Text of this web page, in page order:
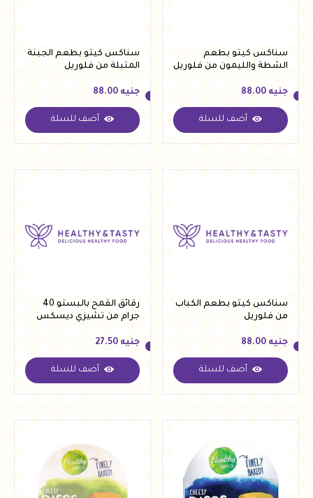
سناكس كيتو بطعم
الشطة والليمون من فلوريل
جنيه
جنيه 88.00
أضف للسلة
سناكس كيتو بطعم الجبنة
المتبلة من فلوريل
جنيه
جنيه 88.00
أضف للسلة
سناكس كيتو بطعم الكباب
من فلوريل
جنيه
جنيه 88.00
أضف للسلة
رقائق القمح بالبستو 40
جرام من تشيزي ديسكس
جنيه
جنيه 27.50
أضف للسلة